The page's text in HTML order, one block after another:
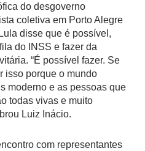
do desgoverno
coletiva em Porto Alegre
disse que é possível,
do INSS e fazer da
“É possível fazer. Se
isso porque o mundo
moderno e as pessoas que
todas vivas e muito
Luiz Inácio.
com representantes